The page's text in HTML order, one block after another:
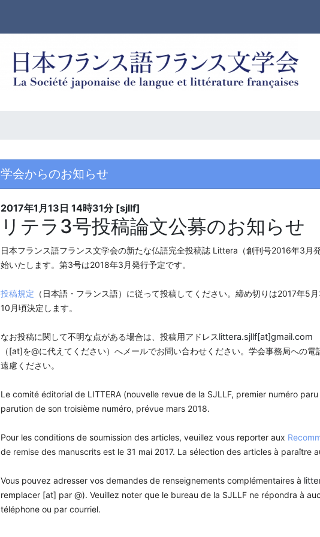
学会からのお知らせ
2017年1月13日 14時31分 [sjllf]
リテラ3号投稿論文公募のお知らせ
日本フランス語フランス文学会の新たな仏語完全投稿誌 Littera（創刊号2016年3月発
始いたします。 第3号は2018年3月発行予定です。
投稿規定 （日本語・フランス語）に従って投稿してください。 締め切りは2017年5月
10月頃決定します。
なお投稿に関して不明な点がある場合は、 投稿用アドレスlittera.sjllf[at]gmail.com
（[at]を@に代えてください） へメールでお問い合わせください。 学会事務局への電
遠慮ください。
Le comité éditorial de LITTERA (nouvelle revue de la SJLLF, premier numéro
parution de son troisième numéro, prévue mars 2018.
Pour les conditions de soumission des articles, veuillez vous reporter aux
de remise des manuscrits est le 31 mai 2017. La sélection des articles à paraître
Vous pouvez adresser vos demandes de renseignements complémentaires à
remplacer [at] par @). Veuillez noter que le bureau de la SJLLF ne répondra à
téléphone ou par courriel.